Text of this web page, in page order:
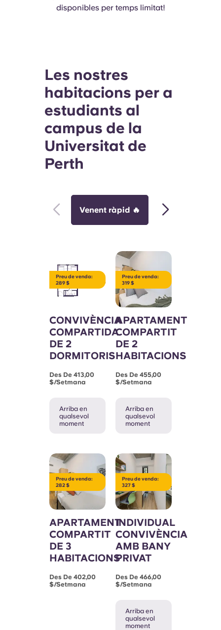
disponibles per temps limitat!
Les nostres
habitacions per a
estudiants al
campus de la
Universitat de
Perth
Venent ràpid 🔥 Perfecte per
Preu de venda:
289 $
CONVIVÈNCIA
COMPARTIDA
DE 2
DORMITORIS
Des De 413,00
$/setmana
Arriba en
qualsevol
moment
Preu de venda:
319 $
APARTAMENT
COMPARTIT
DE 2
HABITACIONS
Des De 455,00
$/setmana
Arriba en
qualsevol
moment
Preu de venda:
282 $
APARTAMENT
COMPARTIT
DE 3
HABITACIONS
Des De 402,00
$/setmana
Preu de venda:
327 $
INDIVIDUAL
CONVIVÈNCIA
AMB BANY
PRIVAT
Des De 466,00
$/setmana
Arriba en
qualsevol
moment